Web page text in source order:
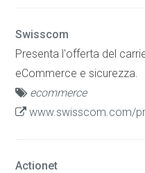
Swisscom
Presenta l'offerta del
eCommerce e sicurezza.
ecommerce
www.swisscom.com/
Actionet